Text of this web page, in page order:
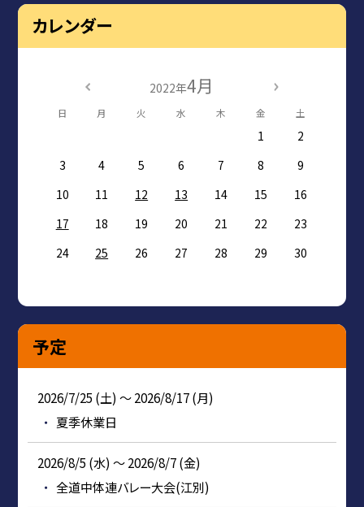
カレンダー
2022年4月
日 月 火 水 木 金 土
1
2
3
4 5 6 7 8
9
10
11 12 13 14 15
16
17
18 19 20 21 22
23
24
25 26 27 28 29 30
予定
2026/7/25 (土) ～ 2026/8/17 (月)
夏季休業日
2026/8/5 (水) ～ 2026/8/7 (金)
全道中体連バレー大会(江別)